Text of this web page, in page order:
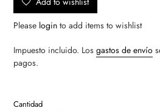
Please login to add items to wishlist
Impuesto incluido. Los gastos de envío
pagos.
Cantidad